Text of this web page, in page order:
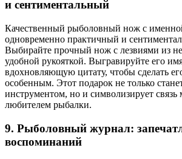
и сентиментальный
Качественный рыболовный нож с
одновременно практичный и
Выбирайте прочный нож с лезвиями из
удобной рукояткой. Выгравируйте его
вдохновляющую цитату, чтобы сделать
особенным. Этот подарок не только
инструментом, но и символизирует
любителем рыбалки.
9. Рыболовный журнал:
воспоминаний